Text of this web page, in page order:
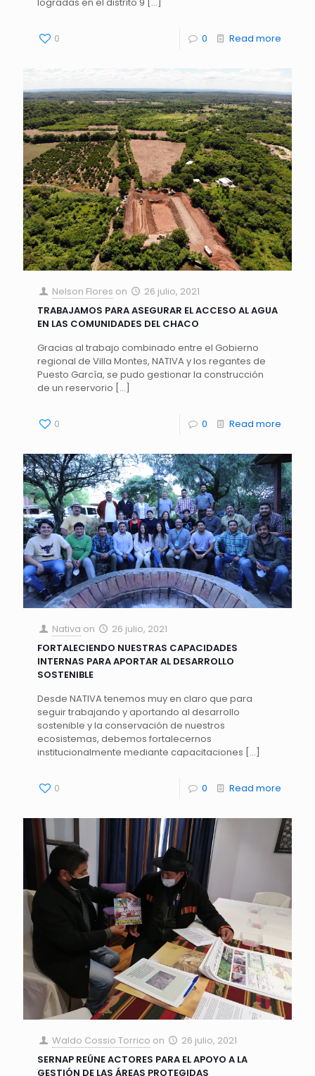
logradas en el distrito 9 […]
0 0 Read more
Nelson Flores on
26 julio, 2021
TRABAJAMOS PARA ASEGURAR EL ACCESO AL AGUA
EN LAS COMUNIDADES DEL CHACO
Gracias al trabajo combinado entre el Gobierno
regional de Villa Montes, NATIVA y los regantes de
Puesto García, se pudo gestionar la construcción
de un reservorio […]
0 0 Read more
Nativa on
26 julio, 2021
FORTALECIENDO NUESTRAS CAPACIDADES
INTERNAS PARA APORTAR AL DESARROLLO
SOSTENIBLE
Desde NATIVA tenemos muy en claro que para
seguir trabajando y aportando al desarrollo
sostenible y la conservación de nuestros
ecosistemas, debemos fortalecernos
institucionalmente mediante capacitaciones […]
0 0 Read more
Waldo Cossio Torrico on
26 julio, 2021
SERNAP REÚNE ACTORES PARA EL APOYO A LA
GESTIÓN DE LAS ÁREAS PROTEGIDAS